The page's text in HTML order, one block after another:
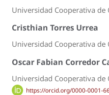
Universidad Cooperativa de
Cristhian Torres Urrea
Universidad Cooperativa de
Oscar Fabian Corredor
Universidad Cooperativa de
https://orcid.org/0000-0001-